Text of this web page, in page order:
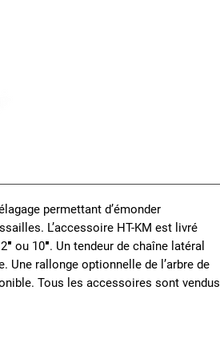
permettant d’émonder
L’accessoire HT-KM est livré
ou 10″. Un tendeur de chaîne latéral
Une rallonge optionnelle de l’arbre de
Tous les accessoires sont vendus